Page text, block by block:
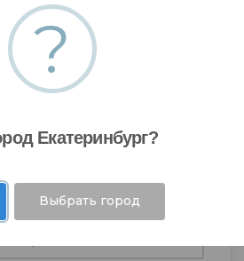
?
Екатеринбург?
Выбрать город